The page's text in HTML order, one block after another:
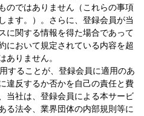
のではありません（これらの事項
ます。）。さらに、登録会員が当
に関する情報を得た場合であって
において規定されている内容を超
ありません。
することが、登録会員に適用のあ
違反するか否かを自己の責任と費
当社は、登録会員による本サービ
る法令、業界団体の内部規則等に